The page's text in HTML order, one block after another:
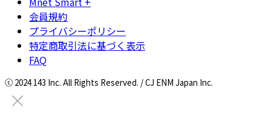
会員規約
プライバシーポリシー
特定商取引法に基づく表示
FAQ
ⓒ 2024 143 Inc. All Rights Reserved. / CJ ENM Japan Inc.